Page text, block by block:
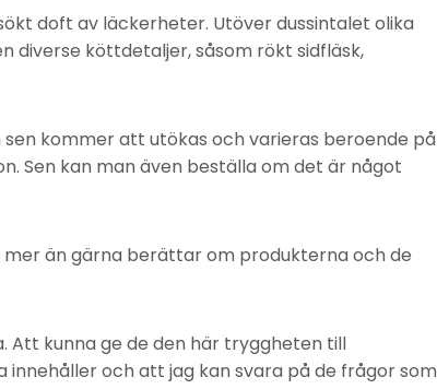
doft av läckerheter. Utöver dussintalet olika
diverse köttdetaljer, såsom rökt sidfläsk,
kommer att utökas och varieras beroende på
Sen kan man även beställa om det är något
mer än gärna berättar om produkterna och de
Att kunna ge de den här tryggheten till
och att jag kan svara på de frågor som